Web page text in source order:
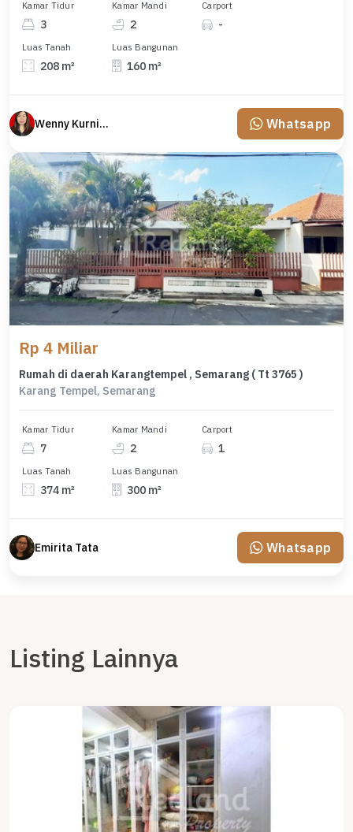
Kamar Tidur
3
Kamar Mandi
2
Carport
-
Luas Tanah
208 m²
Luas Bangunan
160 m²
Wenny Kurniawati Whatsapp
Rp 4 Miliar
Rumah di daerah Karangtempel , Semarang ( Tt 3765 )
Karang Tempel, Semarang
Kamar Tidur
7
Kamar Mandi
2
Carport
1
Luas Tanah
374 m²
Luas Bangunan
300 m²
Emirita Tata Whatsapp
Listing Lainnya